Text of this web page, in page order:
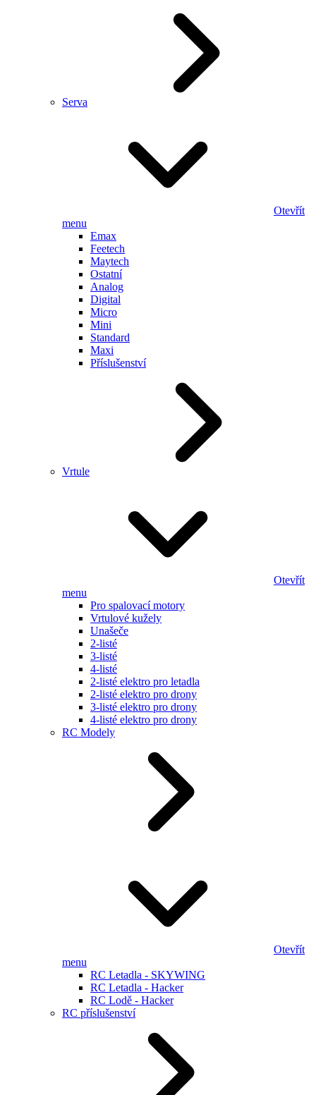
Serva
Otevřít
menu
Emax
Feetech
Maytech
Ostatní
Analog
Digital
Micro
Mini
Standard
Maxi
Příslušenství
Vrtule
Otevřít
menu
Pro spalovací motory
Vrtulové kužely
Unašeče
2-listé
3-listé
4-listé
2-listé elektro pro letadla
2-listé elektro pro drony
3-listé elektro pro drony
4-listé elektro pro drony
RC Modely
Otevřít
menu
RC Letadla - SKYWING
RC Letadla - Hacker
RC Lodě - Hacker
RC příslušenství